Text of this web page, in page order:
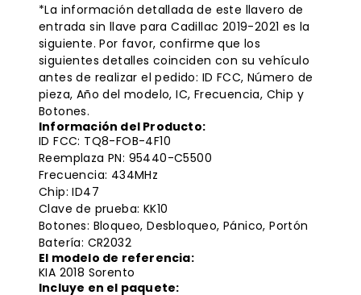
*La información detallada de este llavero de
entrada sin llave para Cadillac 2019-2021 es la
siguiente. Por favor, confirme que los
siguientes detalles coinciden con su vehículo
antes de realizar el pedido: ID FCC, Número de
pieza, Año del modelo, IC, Frecuencia, Chip y
Botones.
Información del Producto:
ID FCC: TQ8-FOB-4F10
Reemplaza PN: 95440-C5500
Frecuencia: 434MHz
Chip: ID47
Clave de prueba: KK10
Botones: Bloqueo, Desbloqueo, Pánico, Portón
Batería: CR2032
El modelo de referencia:
KIA 2018 Sorento
Incluye en el paquete: